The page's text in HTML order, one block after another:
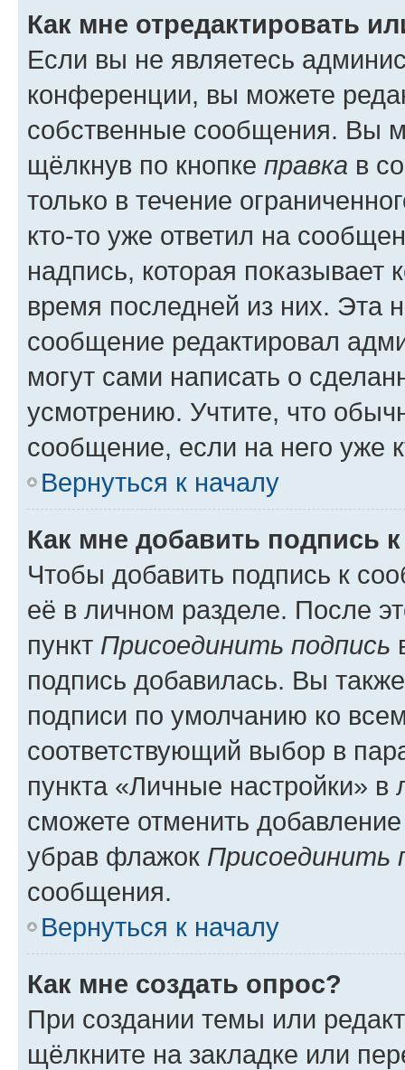
Как мне отредактировать
Если вы не являетесь
конференции, вы можете
собственные сообщения. Вы
щёлкнув по кнопке правка в
только в течение
кто-то уже ответил на
надпись, которая показывает
время последней из них. Эта
сообщение редактировал
могут сами написать о
усмотрению. Учтите, что
сообщение, если на него уже
Вернуться к началу
Как мне добавить подпись
Чтобы добавить подпись к
её в личном разделе. После
пункт Присоединить подпись
подпись добавилась. Вы
подписи по умолчанию ко
соответствующий выбор в
пункта «Личные настройки»
сможете отменить
убрав флажок Присоединить
сообщения.
Вернуться к началу
Как мне создать опрос?
При создании темы или
щёлкните на закладке или